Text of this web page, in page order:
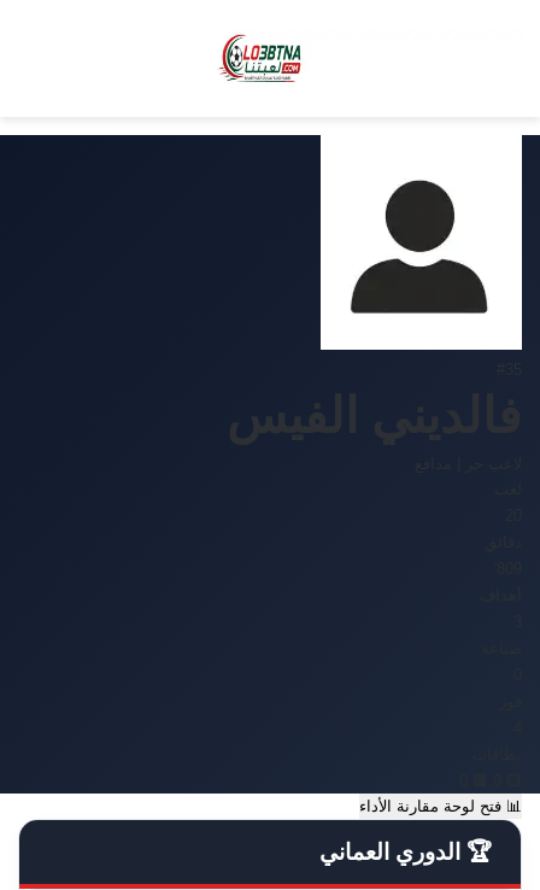
📊 فتح لوحة مقارنة الأداء
🏆 الدوري العماني